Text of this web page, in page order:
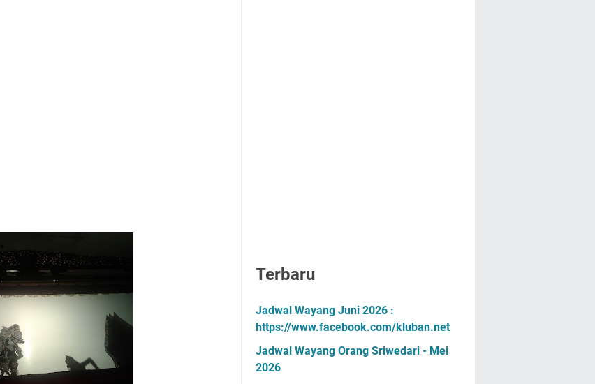
Terbaru
Jadwal Wayang Juni 2026 :
https://www.facebook.com/kluban.net
Jadwal Wayang Orang Sriwedari - Mei
2026